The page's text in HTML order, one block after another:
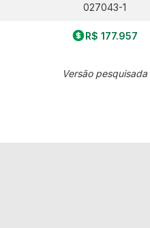
027043-1
R$ 177.957
Versão pesquisada